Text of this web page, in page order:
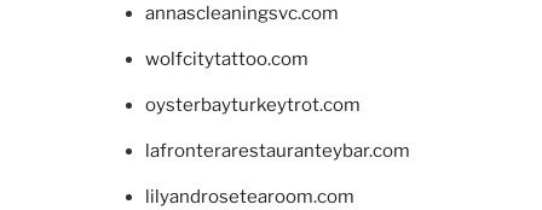
annascleaningsvc.com
wolfcitytattoo.com
oysterbayturkeytrot.com
lafronterarestauranteybar.com
lilyandrosetearoom.com